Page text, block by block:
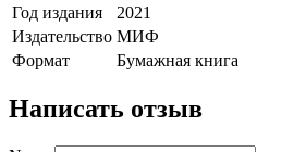
Год издания
2021
Издательство МИФ
Формат
Бумажная книга
Написать отзыв